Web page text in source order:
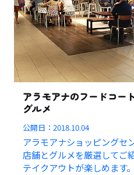
アラモアナのフードコー
グルメ
公開日：2018.10.04
アラモアナショッピングセ
店舗とグルメを厳選してご
テイクアウトが楽しめます